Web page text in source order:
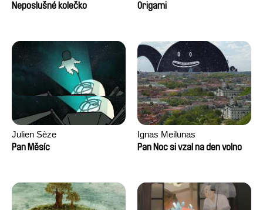
Neposlušné kolečko
Origami
Julien Sèze
Pan Měsíc
Ignas Meilunas
Pan Noc si vzal na den volno